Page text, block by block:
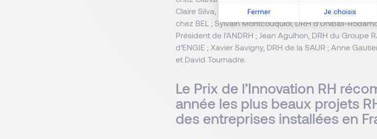
Fermer Je choisis
Claire Silva, DRH d’AG2R La Mondiale ; Marie de La
chez BEL ; Sylvain Montcouquiol, DRH d’Unibail-
Président de l’ANDRH ; Jean Agulhon, DRH du Groupe
d’ENGIE ; Xavier Savigny, DRH de la SAUR ; Anne
et David Tournadre.
Le Prix de l’Innovation RH
année les plus beaux projets
des entreprises installées en